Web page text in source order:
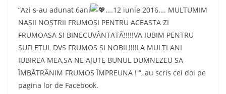
”Azi s-au adunat 6ani
….12 iunie 2016…. MULTUMIM
NAȘII NOȘTRII FRUMOȘI PENTRU ACEASTA ZI
FRUMOASA SI BINECUVÂNTATĂ!!!!!VA IUBIM PENTRU
SUFLETUL DVS FRUMOS SI NOBIL!!!!LA MULTI ANI
IUBIREA MEA,SA NE AJUTE BUNUL DUMNEZEU SA
ÎMBĂTRÂNIM FRUMOS ÎMPREUNA ! ”, au scris cei doi pe
pagina lor de Facebook.